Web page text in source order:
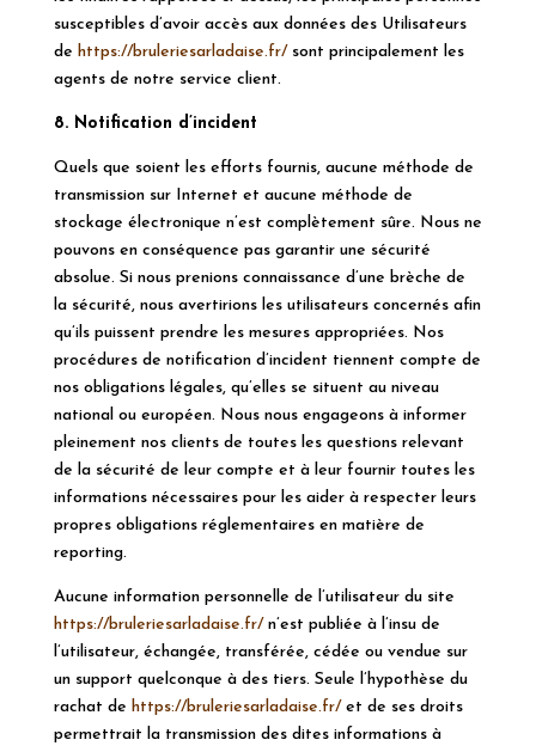
susceptibles d’avoir accès aux données des Utilisateurs
de https://bruleriesarladaise.fr/sont principalement les
agents de notre service client.
8. Notification d’incident
Quels que soient les efforts fournis, aucune méthode de
transmission sur Internet et aucune méthode de
stockage électronique n’est complètement sûre. Nous ne
pouvons en conséquence pas garantir une sécurité
absolue. Si nous prenions connaissance d’une brèche de
la sécurité, nous avertirions les utilisateurs concernés afin
qu’ils puissent prendre les mesures appropriées. Nos
procédures de notification d’incident tiennent compte de
nos obligations légales, qu’elles se situent au niveau
national ou européen. Nous nous engageons à informer
pleinement nos clients de toutes les questions relevant
de la sécurité de leur compte et à leur fournir toutes les
informations nécessaires pour les aider à respecter leurs
propres obligations réglementaires en matière de
reporting.
Aucune information personnelle de l’utilisateur du site
https://bruleriesarladaise.fr/n’est publiée à l’insu de
l’utilisateur, échangée, transférée, cédée ou vendue sur
un support quelconque à des tiers. Seule l’hypothèse du
rachat de https://bruleriesarladaise.fr/et de ses droits
permettrait la transmission des dites informations à